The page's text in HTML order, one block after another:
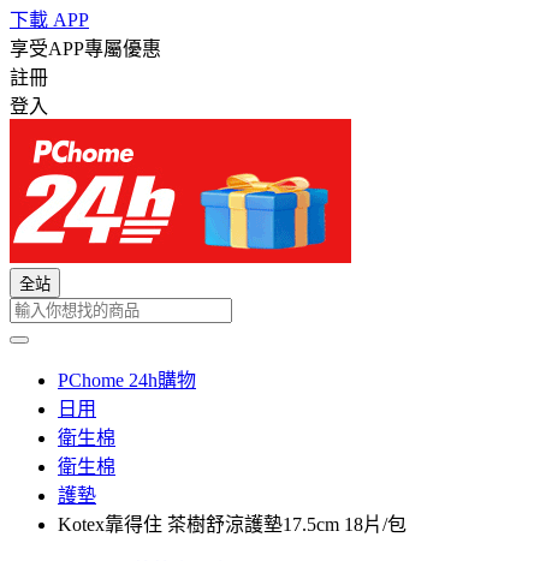
下載 APP
享受APP專屬優惠
註冊
登入
全站
PChome 24h購物
日用
衛生棉
衛生棉
護墊
Kotex靠得住 茶樹舒涼護墊17.5cm 18片/包